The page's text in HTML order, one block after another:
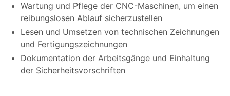
Wartung und Pflege der CNC-Maschinen, um einen
reibungslosen Ablauf sicherzustellen
Lesen und Umsetzen von technischen Zeichnungen
und Fertigungszeichnungen
Dokumentation der Arbeitsgänge und Einhaltung
der Sicherheitsvorschriften